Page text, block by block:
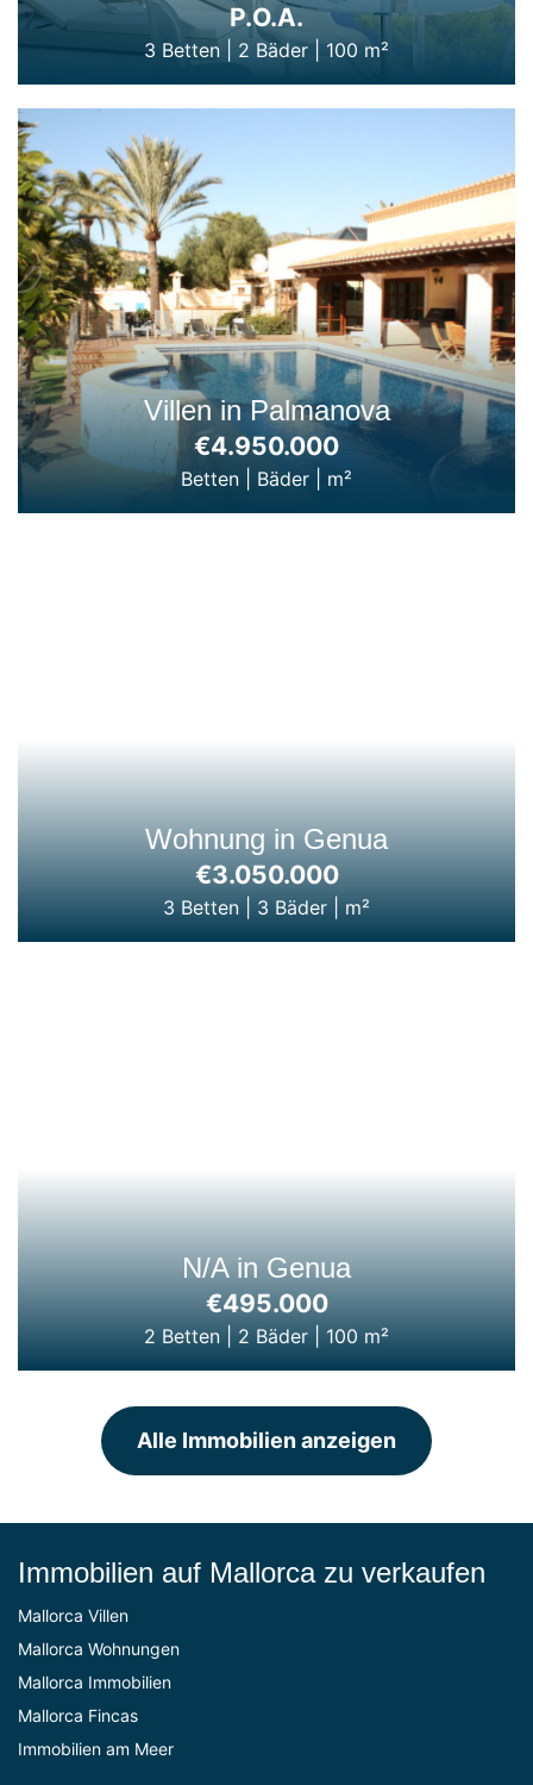
P.O.A.
3 Betten 2 Bäder|100 m²
Villen in Palmanova
€4.950.000
Betten Bäder m²
Wohnung in Genua
€3.050.000
3 Betten 3 Bäder m²
N/A in Genua
€495.000
2 Betten 2 Bäder 100 m²
Alle Immobilien anzeigen
Immobilien auf Mallorca zu verkaufen
Mallorca Villen
Mallorca Wohnungen
Mallorca Immobilien
Mallorca Fincas
Immobilien am Meer